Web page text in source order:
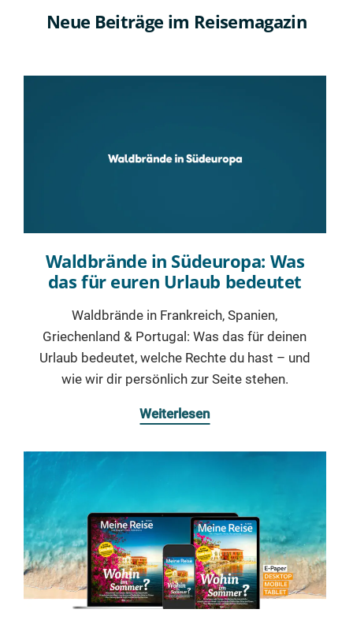
Neue Beiträge im Reisemagazin
Waldbrände in Südeuropa: Was
das für euren Urlaub bedeutet
Waldbrände in Frankreich, Spanien,
Griechenland & Portugal: Was das für deinen
Urlaub bedeutet, welche Rechte du hast – und
wie wir dir persönlich zur Seite stehen.
Weiterlesen